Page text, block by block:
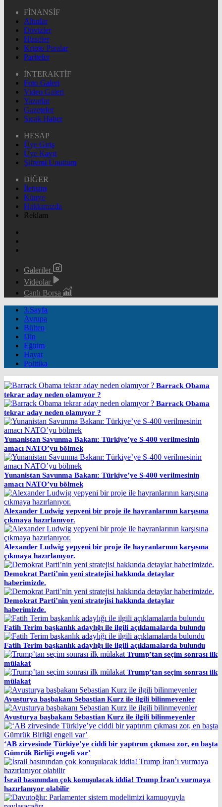
FİNANSİF
Altınlar
Dövizler
Hisseler
Kripto Paralar
Pariteler
İNTERAKTİF
Foto Galeri
Video Galeri
Yazarlar
Gazeteler
Sıcak Haber
HESAP
Üye Giriş
Üye Kayıt
Şifremi Unuttum
DİĞER
İletişim
Künye
Hakkımızda
Reklam
Galeriler
Videolar
Canlı Borsa
3.Sayfa
Avrupa
Bülten
Din
Eğitim
Hayat
Politika
Barrack Obama
tekrar aday neden olamıyor ?
Barrack Obama
tekrar aday neden olamıyor ?
Yunanistan Savunma Bakanı: Türkiye’ye S-400 verilmesinin
amacı NATO’yu bölmek
Yunanistan Savunma Bakanı: Türkiye’ye S-400 verilmesinin
amacı NATO’yu bölmek
Alexander Ludwig yepyeni bir proje ile hayranlarının karşısına
çıkmaya hazırlanıyor.
Alexander Ludwig yepyeni bir proje ile hayranlarının karşısına
çıkmaya hazırlanıyor.
Demokrat Parti’nin yeni stratejisi hakkında detaylar
haberimizde.
Demokrat Parti’nin yeni stratejisi hakkında detaylar
haberimizde.
Fatih Terim başkanlık adaylığı ile ilgili açıklamalarda bulundu
Fatih Terim başkanlık adaylığı ile ilgili açıklamalarda bulundu
Trump’tan seçim sonrası ilk
mülakat
Trump’tan seçim sonrası ilk
mülakat
Avusturya başbakanı Sebastian Kurz ile ilgili bilinmeyenler
Avusturya başbakanı Sebastian Kurz ile ilgili bilinmeyenler
‘AB zirvesinde Türkiye’ye ciddi bir yaptırım çıkması zor, en başta
Gümrük Birliği engeli var’
İsrail basınından çok konuşulacak iddia! Trump İran’ı vurmaya
hazırlanıyor olabilir